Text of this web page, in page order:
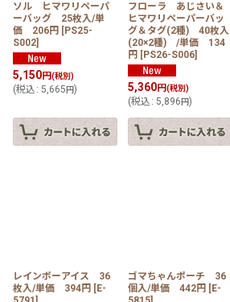
ソル ヒマワリペーパ
ーバッグ 25枚入/単
価 206円 [PS25-
S002]
5,150円(税別)
(税込 : 5,665 円)
フローラ あじさい＆
ヒマワリペーパーバッ
グ＆タグ(2種) 40枚入
(20×2種) /単価 134
円 [PS26-S006]
5,360円(税別)
(税込 : 5,896 円)
レインボーアイス 36
枚入/単価 394円 [E-
ゴマちゃんポーチ 36
個入/単価 442円 [E-